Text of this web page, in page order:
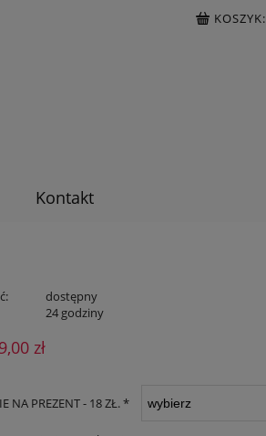
KOSZYK:
Kontakt
dostępny
24 godziny
zł
NA PREZENT - 18 ZŁ. *